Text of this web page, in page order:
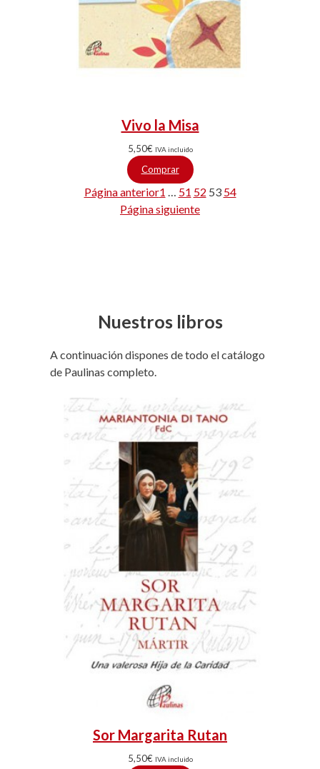
Vivo la Misa
5,50€ IVA incluido
Comprar
Página anterior1 … 51 52 53 54
Página siguiente
Nuestros libros
A continuación dispones de todo el catálogo
de Paulinas completo.
Sor Margarita Rutan
5,50€ IVA incluido